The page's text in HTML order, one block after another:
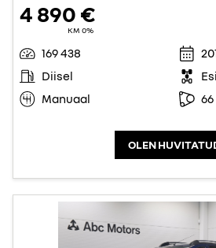
4 890 €
KM 0%
169 438
Diisel
Manuaal
OLEN